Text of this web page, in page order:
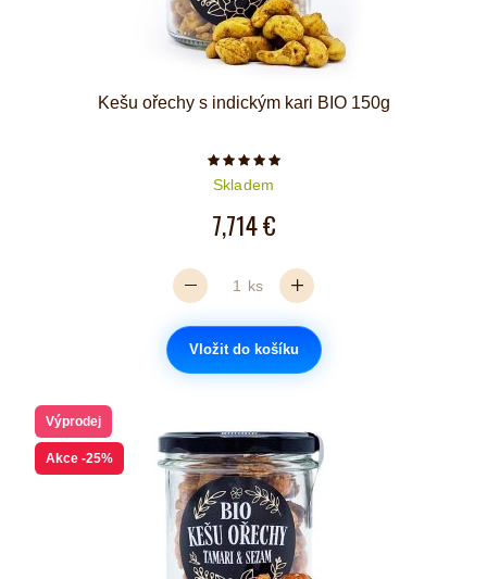
Kešu ořechy s indickým kari BIO 150g
Počet hvězdiček je 5 z 5
Skladem
7,714 €
ks
Vložit do košíku
Výprodej
Akce -25%